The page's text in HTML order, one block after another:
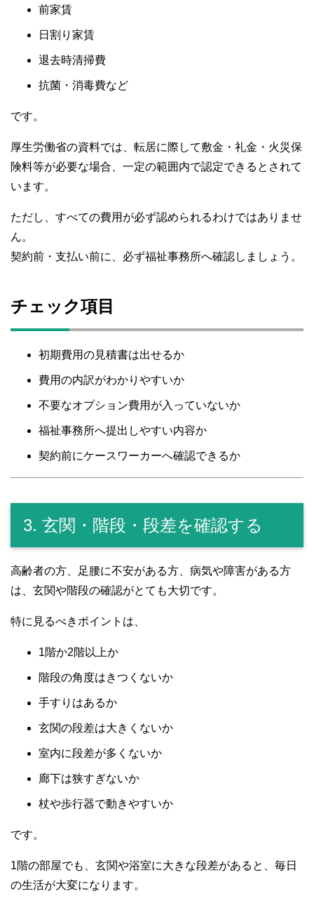
前家賃
日割り家賃
退去時清掃費
抗菌・消毒費など
です。
厚生労働省の資料では、転居に際して敷金・礼金・火災保
険料等が必要な場合、一定の範囲内で認定できるとされて
います。
ただし、すべての費用が必ず認められるわけではありませ
ん。
契約前・支払い前に、必ず福祉事務所へ確認しましょう。
チェック項目
初期費用の見積書は出せるか
費用の内訳がわかりやすいか
不要なオプション費用が入っていないか
福祉事務所へ提出しやすい内容か
契約前にケースワーカーへ確認できるか
3. 玄関・階段・段差を確認する
高齢者の方、足腰に不安がある方、病気や障害がある方
は、玄関や階段の確認がとても大切です。
特に見るべきポイントは、
1階か2階以上か
階段の角度はきつくないか
手すりはあるか
玄関の段差は大きくないか
室内に段差が多くないか
廊下は狭すぎないか
杖や歩行器で動きやすいか
です。
1階の部屋でも、玄関や浴室に大きな段差があると、毎日
の生活が大変になります。